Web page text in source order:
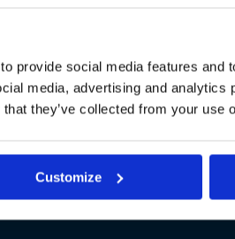
provide social media features and
media, advertising and analytics
they’ve collected from your use
Customize